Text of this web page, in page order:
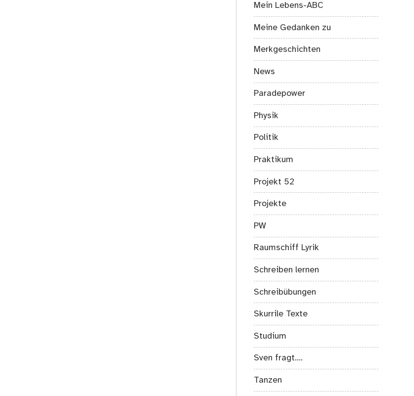
Mein Lebens-ABC
Meine Gedanken zu
Merkgeschichten
News
Paradepower
Physik
Politik
Praktikum
Projekt 52
Projekte
PW
Raumschiff Lyrik
Schreiben lernen
Schreibübungen
Skurrile Texte
Studium
Sven fragt….
Tanzen